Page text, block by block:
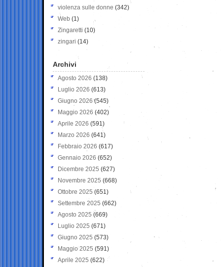
violenza sulle donne (342)
Web (1)
Zingaretti (10)
zingari (14)
Archivi
Agosto 2026 (138)
Luglio 2026 (613)
Giugno 2026 (545)
Maggio 2026 (402)
Aprile 2026 (591)
Marzo 2026 (641)
Febbraio 2026 (617)
Gennaio 2026 (652)
Dicembre 2025 (627)
Novembre 2025 (668)
Ottobre 2025 (651)
Settembre 2025 (662)
Agosto 2025 (669)
Luglio 2025 (671)
Giugno 2025 (573)
Maggio 2025 (591)
Aprile 2025 (622)